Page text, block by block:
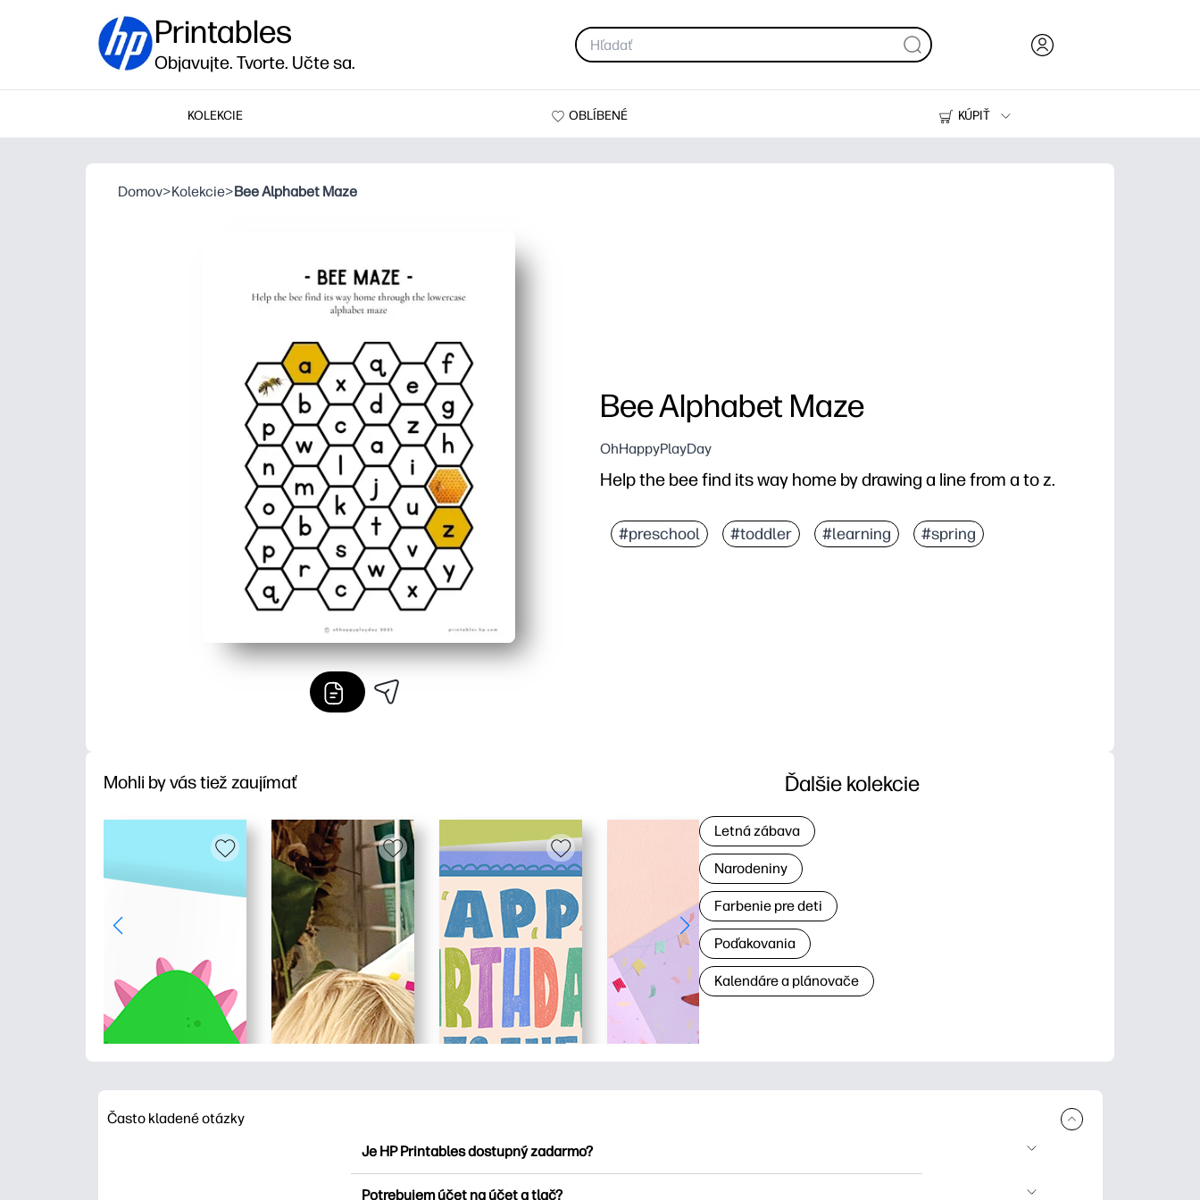
Printables
Objavujte. Tvorte. Učte sa.
KOLEKCIE OBLÍBENÉ
KÚPIŤ
Tlačiarne
Domov>Kolekcie>Bee Alphabet Maze
Bee Alphabet Maze
OhHappyPlayDay
Help the bee find its way home by drawing a line from a to z.
#preschool #toddler #learning #spring
Mohli by vás tiež zaujímať Ďalšie kolekcie
Letná zábava
Narodeniny
Farbenie pre deti
Poďakovania
Kalendáre a plánovače
Často kladené otázky
Je HP Printables dostupný zadarmo?
Potrebujem účet na účet a tlač?